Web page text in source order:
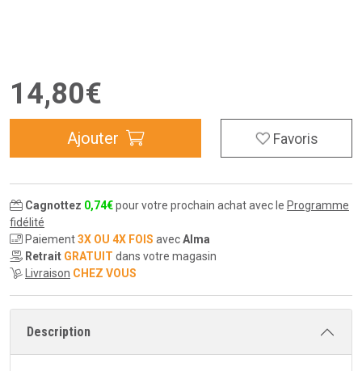
14,80€
Ajouter Favoris
Cagnottez 0,74€pour votre prochain achat avec le Programme
fidélité
Paiement3X OU 4X FOIS avecAlma
Retrait GRATUIT dans votre magasin
Livraison CHEZ VOUS
Description